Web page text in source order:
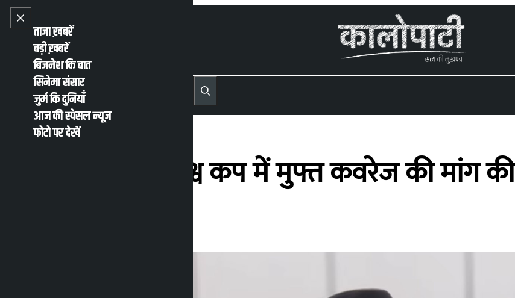
Skip to content
Close menu
ताजा ख़बरें
बड़ी ख़बरें
बिजनेश कि बात
सिनेमा संसार
जुर्म कि दुनियाँ
आज की स्पेसल न्यूज़
फोटो पर देखें
Open main menu
MENU Recent NewsTrending News
Search
सांसद हमाल ने विश्व कप में मुफ्त कवरेज की मांग की